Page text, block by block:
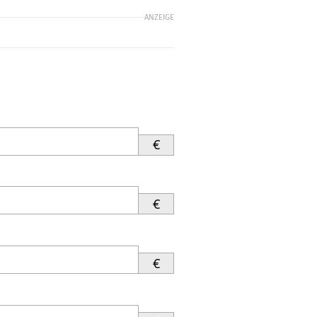
ANZEIGE
€
€
€